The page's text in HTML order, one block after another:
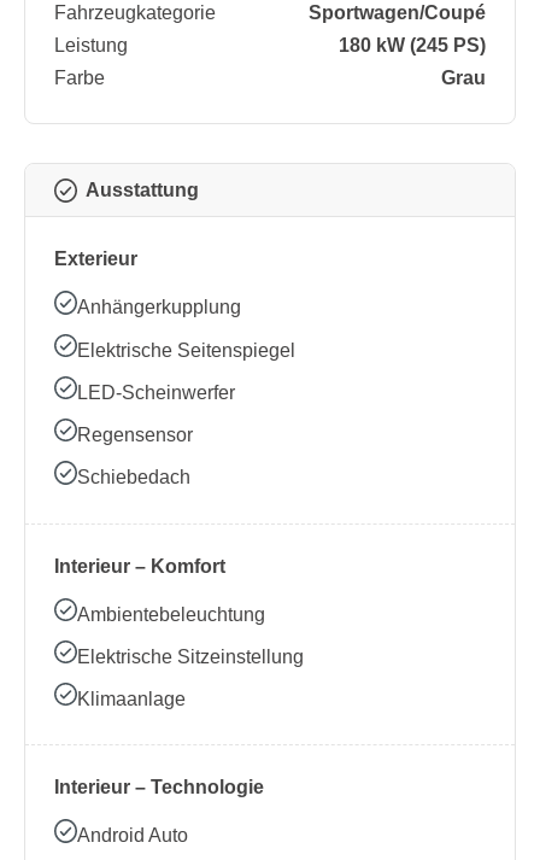
Fahrzeugkategorie
Sportwagen/​Coupé
Leistung
180 kW (245 PS)
Farbe
Grau
Ausstattung
Exterieur
Anhängerkupplung
Elektrische Seitenspiegel
LED-Scheinwerfer
Regensensor
Schiebedach
Interieur – Komfort
Ambientebeleuchtung
Elektrische Sitzeinstellung
Klimaanlage
Interieur – Technologie
Android Auto